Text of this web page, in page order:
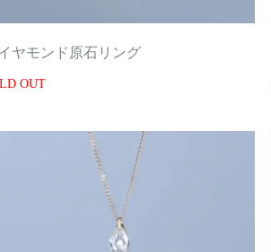
ヤモンド原石リング
OUT